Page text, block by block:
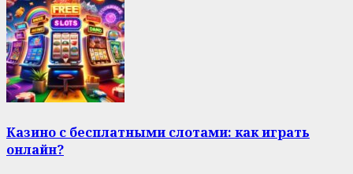
Казино с бесплатными слотами: как играть
онлайн?